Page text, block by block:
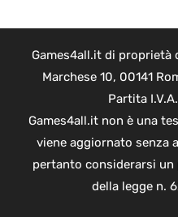
Games4all.it di proprietà
Marchese 10, 00141
Partita
Games4all.it non è una
viene aggiornato senza
pertanto considerarsi
della legge n.